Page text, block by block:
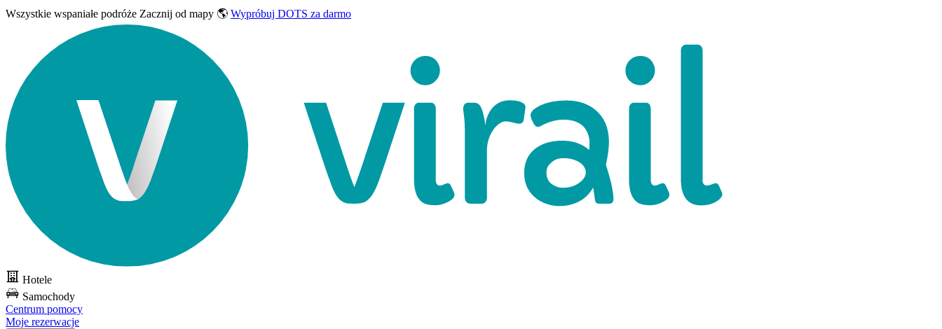
Wszystkie wspaniałe podróże Zacznij od mapy 🌎 Wypróbuj DOTS za darmo
Hotele
Samochody
Centrum pomocy
Moje rezerwacje